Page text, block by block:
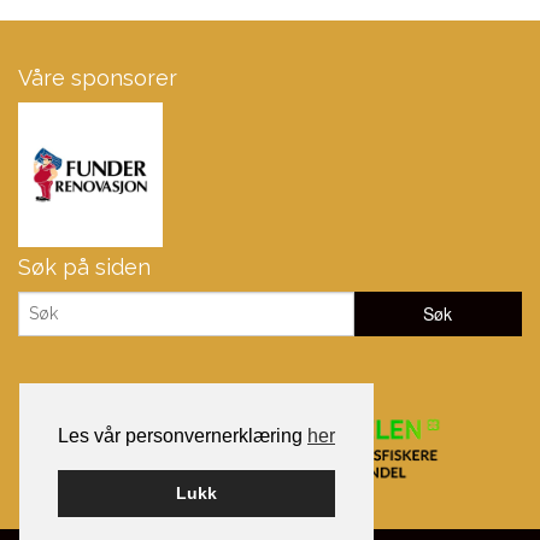
Les vår personvernerklæring her
Lukk
Våre sponsorer
Søk på siden